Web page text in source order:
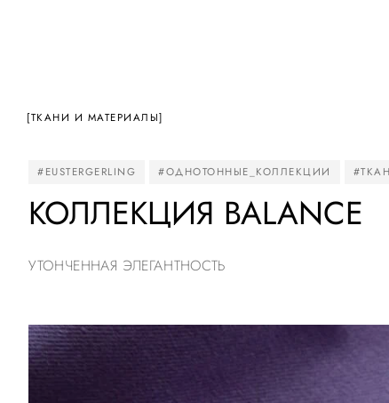
[ТКАНИ И МАТЕРИАЛЫ]
#EUSTERGERLING #ОДНОТОННЫЕ_КОЛЛЕКЦИИ
КОЛЛЕКЦИЯ BALANCE
УТОНЧЕННАЯ ЭЛЕГАНТНОСТЬ